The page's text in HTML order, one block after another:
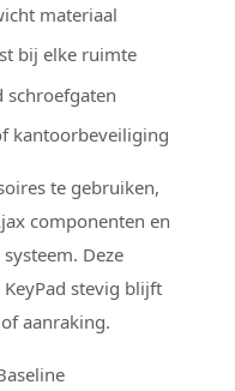
materiaal
bij elke ruimte
schroefgaten
kantoorbeveiliging
te gebruiken,
componenten en
Deze
stevig blijft
aanraking.